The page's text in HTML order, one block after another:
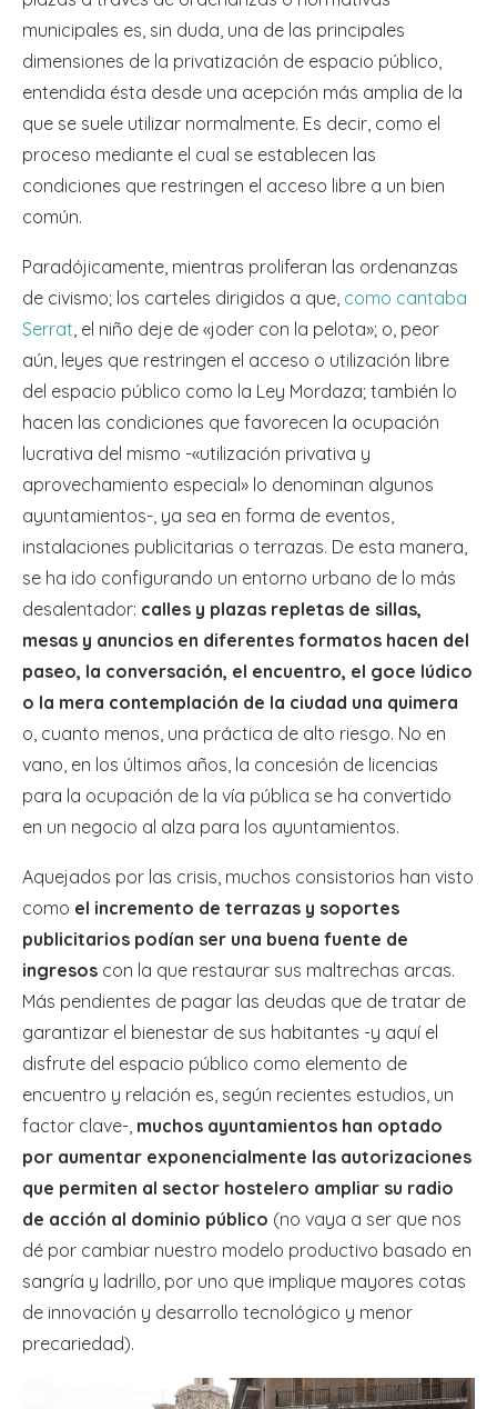
municipales es, sin duda, una de las principales
dimensiones de la privatización de espacio público,
entendida ésta desde una acepción más amplia de la
que se suele utilizar normalmente. Es decir, como el
proceso mediante el cual se establecen las
condiciones que restringen el acceso libre a un bien
común.
Paradójicamente, mientras proliferan las ordenanzas
de civismo; los carteles dirigidos a que, como cantaba
Serrat, el niño deje de «joder con la pelota»; o, peor
aún, leyes que restringen el acceso o utilización libre
del espacio público como la Ley Mordaza; también lo
hacen las condiciones que favorecen la ocupación
lucrativa del mismo -«utilización privativa y
aprovechamiento especial» lo denominan algunos
ayuntamientos-, ya sea en forma de eventos,
instalaciones publicitarias o terrazas. De esta manera,
se ha ido configurando un entorno urbano de lo más
desalentador: calles y plazas repletas de sillas,
mesas y anuncios en diferentes formatos hacen del
paseo, la conversación, el encuentro, el goce lúdico
o la mera contemplación de la ciudad una quimera
o, cuanto menos, una práctica de alto riesgo. No en
vano, en los últimos años, la concesión de licencias
para la ocupación de la vía pública se ha convertido
en un negocio al alza para los ayuntamientos.
Aquejados por las crisis, muchos consistorios han visto
como el incremento de terrazas y soportes
publicitarios podían ser una buena fuente de
ingresos con la que restaurar sus maltrechas arcas.
Más pendientes de pagar las deudas que de tratar de
garantizar el bienestar de sus habitantes -y aquí el
disfrute del espacio público como elemento de
encuentro y relación es, según recientes estudios, un
factor clave-, muchos ayuntamientos han optado
por aumentar exponencialmente las autorizaciones
que permiten al sector hostelero ampliar su radio
de acción al dominio público (no vaya a ser que nos
dé por cambiar nuestro modelo productivo basado en
sangría y ladrillo, por uno que implique mayores cotas
de innovación y desarrollo tecnológico y menor
precariedad).